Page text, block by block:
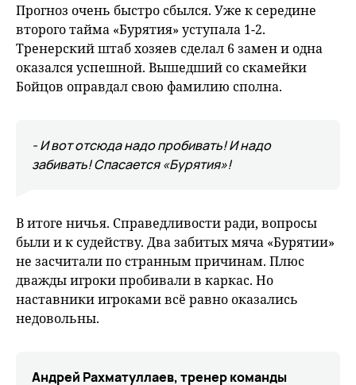
Прогноз очень быстро сбылся. Уже к середине
второго тайма «Бурятия» уступала 1-2.
Тренерский штаб хозяев сделал 6 замен и одна
оказался успешной. Вышедший со скамейки
Бойцов оправдал свою фамилию сполна.
- И вот отсюда надо пробивать! И надо
забивать! Спасается «Бурятия»!
В итоге ничья. Справедливости ради, вопросы
были и к судейству. Два забитых мяча «Бурятии»
не засчитали по странным причинам. Плюс
дважды игроки пробивали в каркас. Но
наставники игроками всё равно оказались
недовольны.
Андрей Рахматуллаев, тренер команды